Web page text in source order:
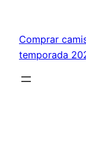
contenido
Comprar
temporada